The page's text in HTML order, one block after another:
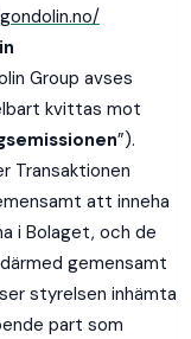
Group avses
kvittas mot
”).
Transaktionen
att inneha
i Bolaget, och de
gemensamt
styrelsen inhämta
part som